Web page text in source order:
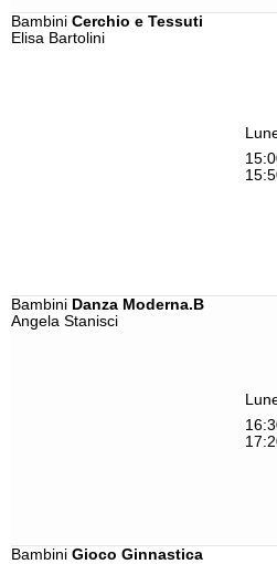
Bambini Cerchio e Tessuti
Elisa Bartolini
Bambini Danza Moderna.B
Angela Stanisci
Bambini Gioco Ginnastica